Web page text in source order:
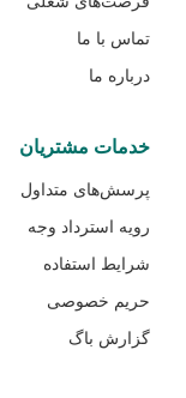
تماس با ما
درباره ما
خدمات مشتریان
پرسش‌های متداول
رویه استرداد وجه
شرایط استفاده
حریم خصوصی
گزارش باگ